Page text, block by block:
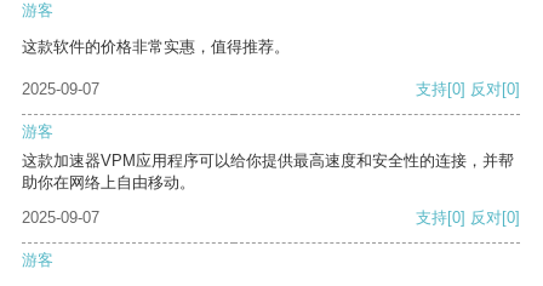
游客
这款软件的价格非常实惠，值得推荐。
2025-09-07 支持[0] 反对[0]
游客
这款加速器VPM应用程序可以给你提供最高速度和安全性的连接，并帮
助你在网络上自由移动。
2025-09-07
支持[0] 反对[0]
游客